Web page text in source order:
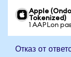
Apple
Tokenized)
1 AAPLon
Отказ от